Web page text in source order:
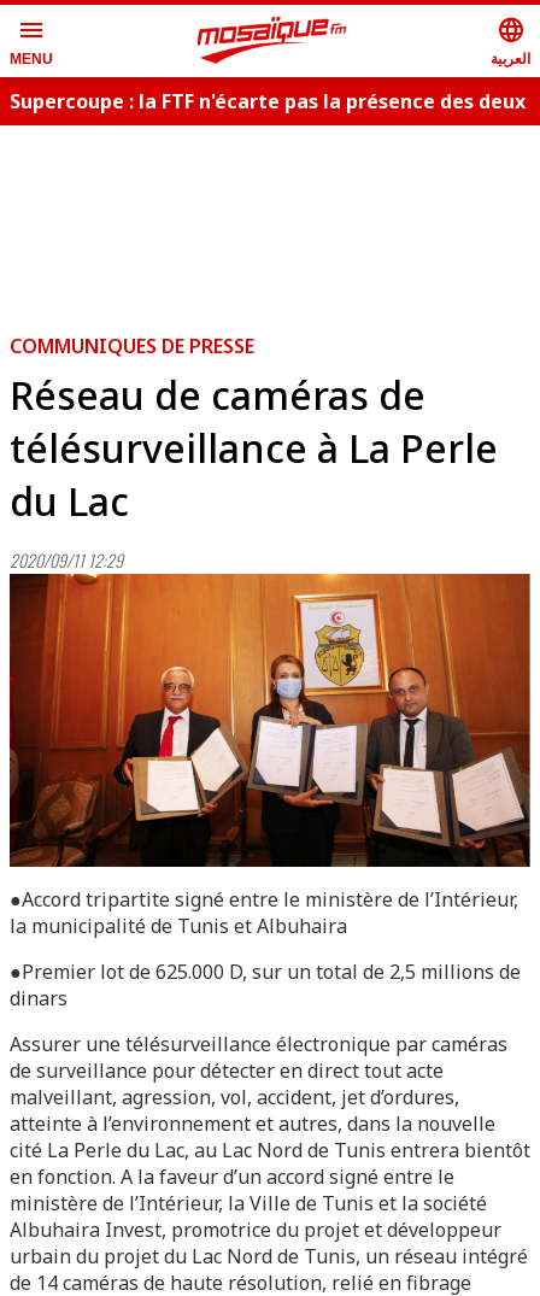
menu
MENU
language
العربية
Supercoupe : la FTF n'écarte pas la présence des deux
COMMUNIQUES DE PRESSE
Réseau de caméras de
télésurveillance à La Perle
du Lac
2020/09/11 12:29
●Accord tripartite signé entre le ministère de l’Intérieur,
la municipalité de Tunis et Albuhaira
●Premier lot de 625.000 D, sur un total de 2,5 millions de
dinars
Assurer une télésurveillance électronique par caméras
de surveillance pour détecter en direct tout acte
malveillant, agression, vol, accident, jet d’ordures,
atteinte à l’environnement et autres, dans la nouvelle
cité La Perle du Lac, au Lac Nord de Tunis entrera bientôt
en fonction. A la faveur d’un accord signé entre le
ministère de l’Intérieur, la Ville de Tunis et la société
Albuhaira Invest, promotrice du projet et développeur
urbain du projet du Lac Nord de Tunis, un réseau intégré
de 14 caméras de haute résolution, relié en fibrage